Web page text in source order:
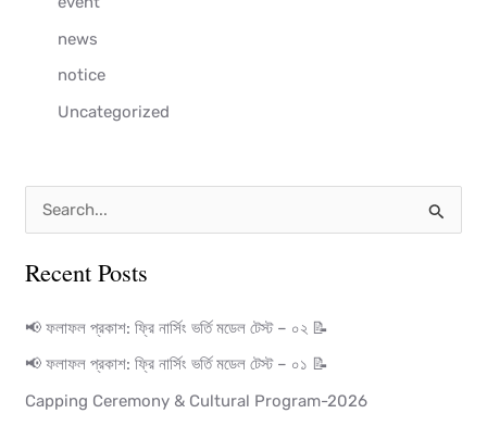
news
notice
Uncategorized
a
f
Recent Posts
📢 ফলাফল প্রকাশ: ফ্রি নার্সিং ভর্তি মডেল টেস্ট – ০২ 📝
📢 ফলাফল প্রকাশ: ফ্রি নার্সিং ভর্তি মডেল টেস্ট – ০১ 📝
Capping Ceremony & Cultural Program-2026